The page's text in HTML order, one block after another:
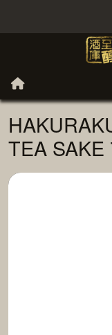
TEA SAKE